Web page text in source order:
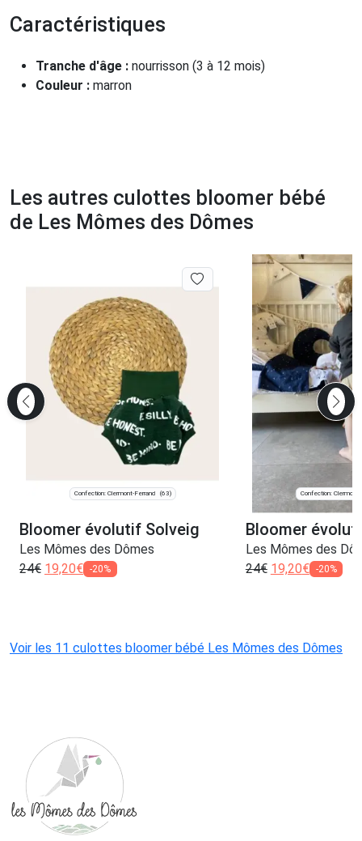
Caractéristiques
Tranche d'âge : nourrisson (3 à 12 mois)
Couleur : marron
Les autres culottes bloomer bébé
de Les Mômes des Dômes
Confection: Clermont-Ferrand (63)
Bloomer évolutif Solveig
Les Mômes des Dômes
24€ 19,20€ -20%
Confection: Clermont-
Bloomer
Les Mômes des
24€ 19,20€ -20%
Voir les 11 culottes bloomer bébé Les Mômes des Dômes